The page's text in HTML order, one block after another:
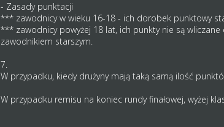
- Zasady punktacji
*** zawodnicy w wieku 16-18 - ich dorobek punktowy
*** zawodnicy powyżej 18 lat, ich punkty nie są
zawodnikiem starszym.
7.
W przypadku, kiedy drużyny mają taką samą ilość
W przypadku remisu na koniec rundy finałowej, wyżej